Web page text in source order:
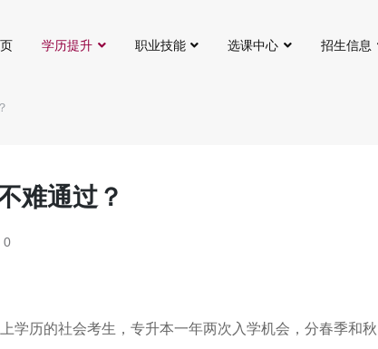
学历提升 职业技能 选课中心 招生信息
难通过？
0
学历的社会考生，专升本一年两次入学机会，分春季和秋